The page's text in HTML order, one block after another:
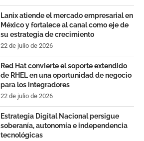
Lanix atiende el mercado empresarial en
México y fortalece al canal como eje de
su estrategia de crecimiento
22 de julio de 2026
Red Hat convierte el soporte extendido
de RHEL en una oportunidad de negocio
para los integradores
22 de julio de 2026
Estrategia Digital Nacional persigue
soberanía, autonomía e independencia
tecnológicas